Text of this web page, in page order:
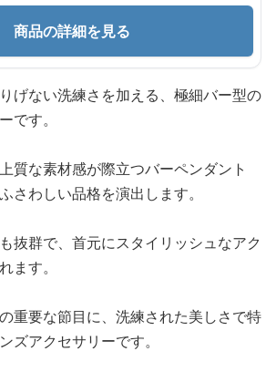
商品の詳細を見る
げない洗練さを加える、極細バー型の
です。
質な素材感が際立つバーペンダント
さわしい品格を演出します。
抜群で、首元にスタイリッシュなアク
ます。
重要な節目に、洗練された美しさで特
ズアクセサリーです。